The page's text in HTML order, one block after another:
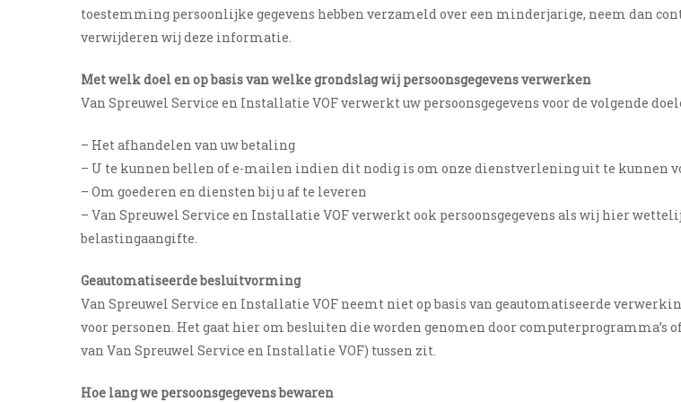
toestemming persoonlijke gegevens hebben verzameld over een minderjarige, neem dan
verwijderen wij deze informatie.
Met welk doel en op basis van welke grondslag wij persoonsgegevens verwerken
Van Spreuwel Service en Installatie VOF verwerkt uw persoonsgegevens voor de volgende
– Het afhandelen van uw betaling
– U te kunnen bellen of e-mailen indien dit nodig is om onze dienstverlening uit te kunnen
– Om goederen en diensten bij u af te leveren
– Van Spreuwel Service en Installatie VOF verwerkt ook persoonsgegevens als wij hier
belastingaangifte.
Geautomatiseerde besluitvorming
Van Spreuwel Service en Installatie VOF neemt niet op basis van geautomatiseerde
voor personen. Het gaat hier om besluiten die worden genomen door computerprogramma’s
van Van Spreuwel Service en Installatie VOF) tussen zit.
Hoe lang we persoonsgegevens bewaren